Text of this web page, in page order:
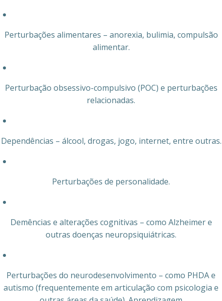
Perturbações alimentares – anorexia, bulimia, compulsão
alimentar.
Perturbação obsessivo-compulsivo (POC) e perturbações
relacionadas.
Dependências – álcool, drogas, jogo, internet, entre outras.
Perturbações de personalidade.
Demências e alterações cognitivas – como Alzheimer e
outras doenças neuropsiquiátricas.
Perturbações do neurodesenvolvimento – como PHDA e
autismo (frequentemente em articulação com psicologia e